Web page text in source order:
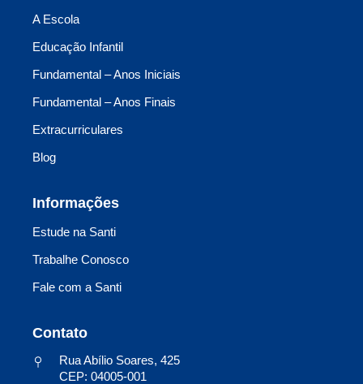
A Escola
Educação Infantil
Fundamental – Anos Iniciais
Fundamental – Anos Finais
Extracurriculares
Blog
Informações
Estude na Santi
Trabalhe Conosco
Fale com a Santi
Contato
Rua Abílio Soares, 425
CEP: 04005-001